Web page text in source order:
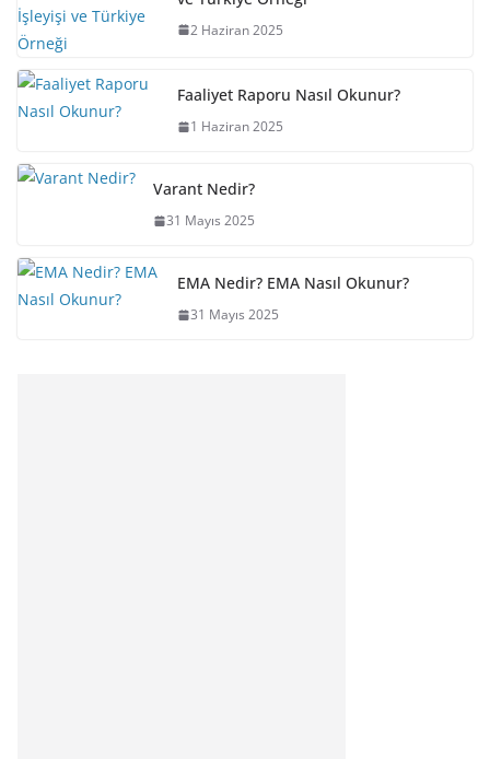
2 Haziran 2025
Faaliyet Raporu Nasıl Okunur?
1 Haziran 2025
Varant Nedir?
31 Mayıs 2025
EMA Nedir? EMA Nasıl Okunur?
31 Mayıs 2025